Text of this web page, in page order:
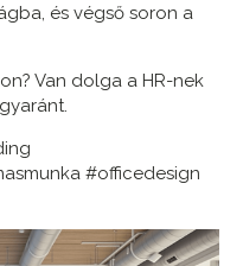
és végső soron a
Van dolga a HR-nek
#officedesign